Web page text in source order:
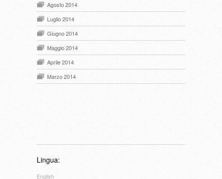
Agosto 2014
Luglio 2014
Giugno 2014
Maggio 2014
Aprile 2014
Marzo 2014
Lingua:
English